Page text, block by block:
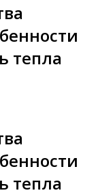
тепла
тепла